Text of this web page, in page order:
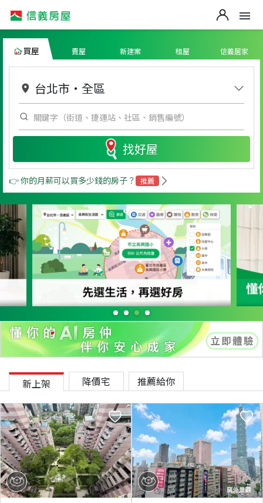
買屋 賣屋 新建案 租屋 信義居家
台北市 ・ 全區
找好屋
👉 你的月薪可以買多少錢的房子？ 推薦
新上架 降價宅 推薦給你